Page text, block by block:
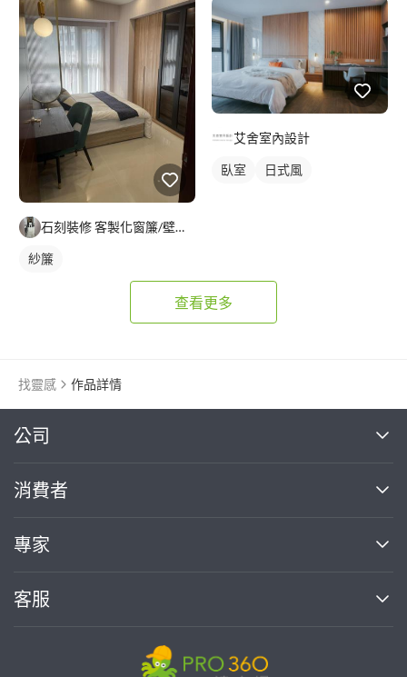
石刻裝修 客製化窗簾/壁紙/地板/系統櫃
紗簾
艾舍室內設計
臥室 日式風
查看更多
找靈感 作品詳情
公司
關於我們
部落格
加入我們
消費者
買服務
熱門服務
專家
案件中心
客服
繼續完成